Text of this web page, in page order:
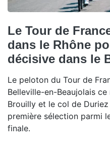
Le Tour de
dans le Rhône
décisive dans le
Le peloton du Tour de
Belleville-en-Beaujolais
Brouilly et le col de
première sélection parmi
finale.